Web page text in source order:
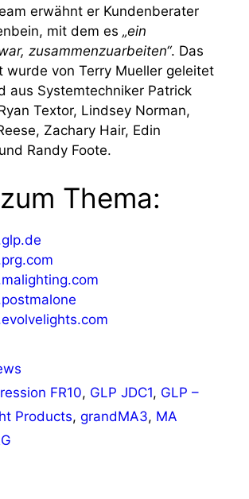
erwähnt er Kundenberater
mit dem es „ein
zusammenzuarbeiten“. Das
wurde von Terry Mueller geleitet
aus Systemtechniker Patrick
Textor, Lindsey Norman,
Zachary Hair, Edin
Randy Foote.
Thema:
FR10, GLP JDC1, GLP –
Products, grandMA3, MA